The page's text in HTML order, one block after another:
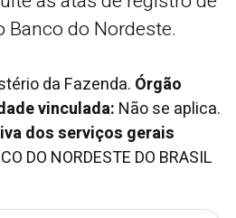
Banco do Nordeste.
da Fazenda. Órgão
vinculada: Não se aplica.
dos serviços gerais
DO NORDESTE DO BRASIL